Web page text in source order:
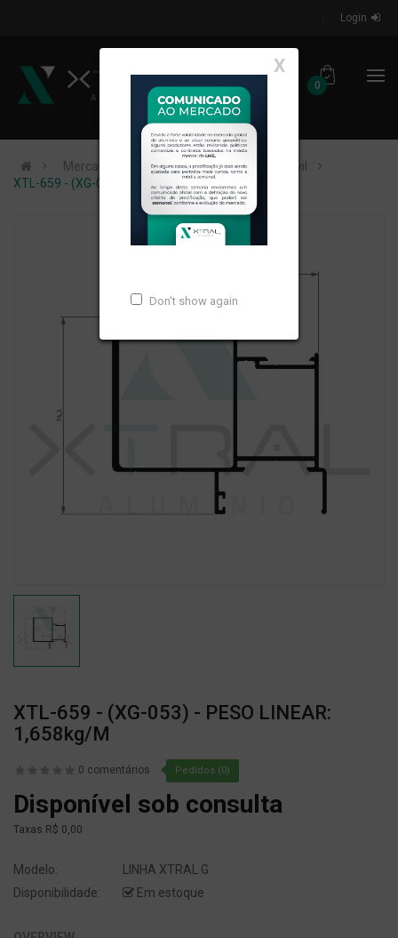
Login
0
X
Don't show again
Mercados de Atuação
Construção Civil
XTL-659 - (XG-053) - PESO LINEAR: 1,658kg/m
XTL-659 - (XG-053) - PESO LINEAR:
1,658kg/m
0 comentários Pedidos (0)
Disponível sob consulta
Taxas R$ 0,00
Modelo:
LINHA XTRAL G
Disponibilidade:
Em estoque